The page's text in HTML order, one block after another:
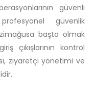
güvenli
güvenlik
başta olmak
çıkışlarının kontrol
ziyaretçi yönetimi ve